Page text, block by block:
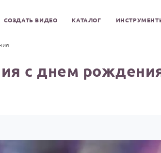
СОЗДАТЬ ВИДЕО КАТАЛОГ
с днем